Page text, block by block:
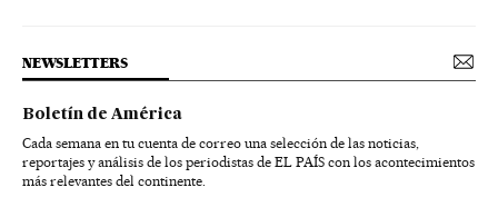
NEWSLETTERS
Boletín de América
Cada semana en tu cuenta de correo una selección de las noticias,
reportajes y análisis de los periodistas de EL PAÍS con los acontecimientos
más relevantes del continente.